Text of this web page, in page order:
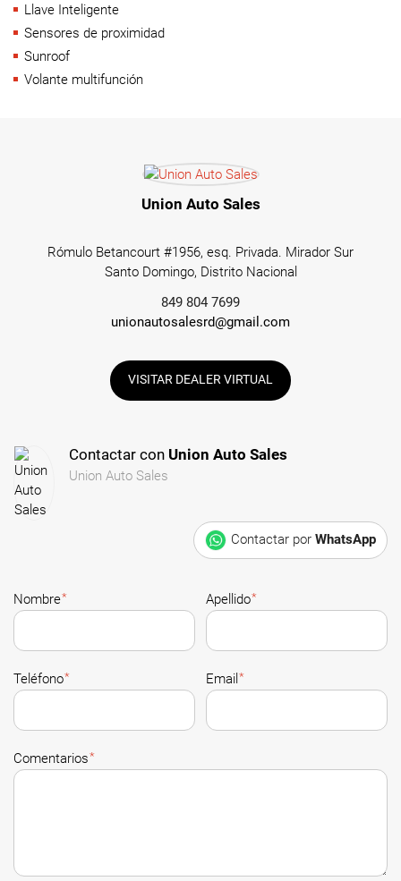
Llave Inteligente
Sensores de proximidad
Sunroof
Volante multifunción
Union Auto Sales
Rómulo Betancourt #1956, esq. Privada. Mirador Sur
Santo Domingo, Distrito Nacional
849 804 7699
unionautosalesrd@gmail.com
VISITAR DEALER VIRTUAL
Contactar con Union Auto Sales
Union Auto Sales
Contactar por WhatsApp
Nombre* Apellido*
Teléfono* Email *
Comentarios*